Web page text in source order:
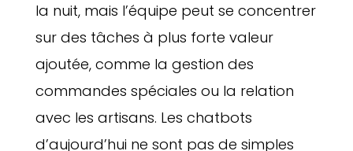
la nuit, mais l’équipe peut se concentrer
sur des tâches à plus forte valeur
ajoutée, comme la gestion des
commandes spéciales ou la relation
avec les artisans. Les chatbots
d’aujourd’hui ne sont pas de simples